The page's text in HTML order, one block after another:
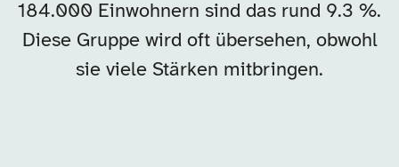
184.000 Einwohnern sind das rund 9.3 %.
Diese Gruppe wird oft übersehen, obwohl
sie viele Stärken mitbringen.